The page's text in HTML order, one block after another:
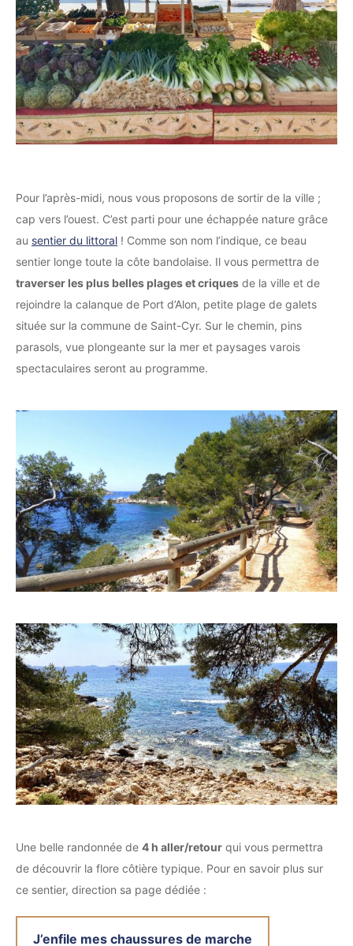
Pour l’après-midi, nous vous proposons de sortir de la ville ;
cap vers l’ouest. C’est parti pour une échappée nature grâce
au sentier du littoral ! Comme son nom l’indique, ce beau
sentier longe toute la côte bandolaise. Il vous permettra de
traverser les plus belles plages et criques de la ville et de
rejoindre la calanque de Port d’Alon, petite plage de galets
située sur la commune de Saint-Cyr. Sur le chemin, pins
parasols, vue plongeante sur la mer et paysages varois
spectaculaires seront au programme.
Une belle randonnée de 4 h aller/retour qui vous permettra
de découvrir la flore côtière typique. Pour en savoir plus sur
ce sentier, direction sa page dédiée :
J’enfile mes chaussures de marche